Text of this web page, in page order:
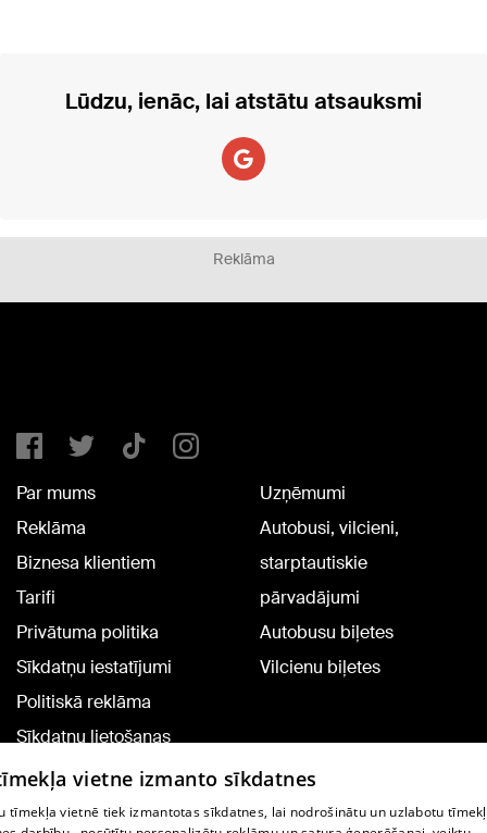
Lūdzu, ienāc, lai atstātu atsauksmi
Reklāma
Par mums
Reklāma
Biznesa klientiem
Tarifi
Privātuma politika
Sīkdatņu iestatījumi
Politiskā reklāma
Sīkdatņu lietošanas
noteikumi
Komentāru pievienošana
Uzņēmumi
Autobusi, vilcieni,
starptautiskie
pārvadājumi
Autobusu biļetes
Vilcienu biļetes
vietne izmanto sīkdatnes
tīmekļa vietnē tiek izmantotas sīkdatnes, lai nodrošinātu un uzlabotu